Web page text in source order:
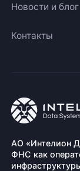
Новости и блог
Контакты
АО «Интелион
ФНС как